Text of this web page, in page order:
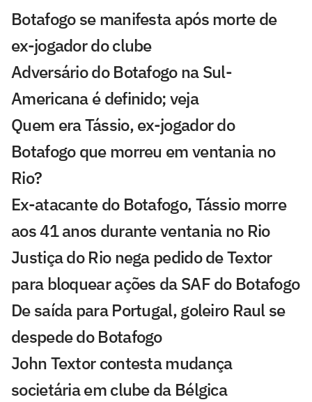
Botafogo se manifesta após morte de
ex-jogador do clube
Adversário do Botafogo na Sul-
Americana é definido; veja
Quem era Tássio, ex-jogador do
Botafogo que morreu em ventania no
Rio?
Ex-atacante do Botafogo, Tássio morre
aos 41 anos durante ventania no Rio
Justiça do Rio nega pedido de Textor
para bloquear ações da SAF do Botafogo
De saída para Portugal, goleiro Raul se
despede do Botafogo
John Textor contesta mudança
societária em clube da Bélgica